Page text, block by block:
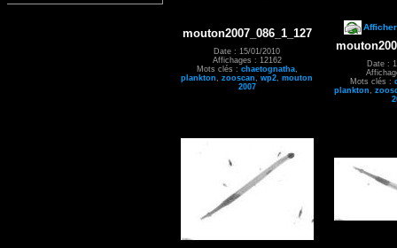
mouton2007_086_1_127
Date : 15/01/2010
Affichages : 12162
Mots clés : chaetognatha,
plankton
zooscan wp2 mouton
2007
Date :
Mots clés :
plankton